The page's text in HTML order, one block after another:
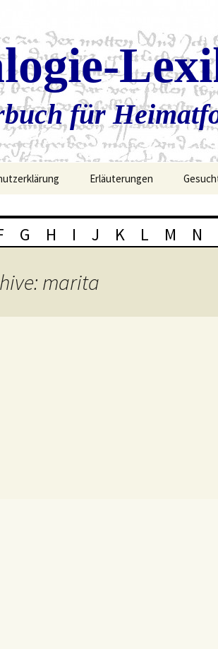
für
Erläuterungen
G H I J K L M N
marita